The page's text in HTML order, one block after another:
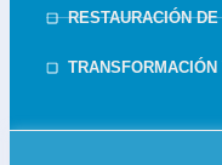
RESTAURACIÓN